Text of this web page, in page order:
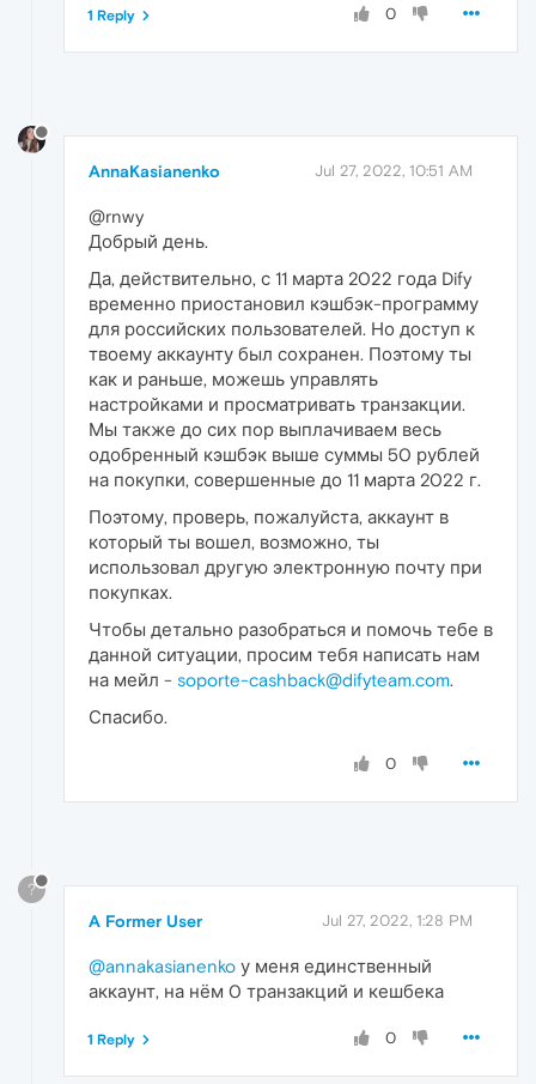
0
1 Reply
AnnaKasianenko Jul 27, 2022, 10:51 AM
@rnwy
Добрый день.
Да, действительно, с 11 марта 2022 года Dify
временно приостановил кэшбэк-программу
для российских пользователей. Но доступ к
твоему аккаунту был сохранен. Поэтому ты
как и раньше, можешь управлять
настройками и просматривать транзакции.
Мы также до сих пор выплачиваем весь
одобренный кэшбэк выше суммы 50 рублей
на покупки, совершенные до 11 марта 2022 г.
Поэтому, проверь, пожалуйста, аккаунт в
который ты вошел, возможно, ты
использовал другую электронную почту при
покупках.
Чтобы детально разобраться и помочь тебе в
данной ситуации, просим тебя написать нам
на мейл - soporte-cashback@difyteam.com.
Спасибо.
0
?
A Former User Jul 27, 2022, 1:28 PM
@annakasianenko у меня единственный
аккаунт, на нём 0 транзакций и кешбека
0
1 Reply